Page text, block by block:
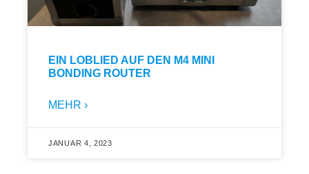
EIN LOBLIED AUF DEN M4 MINI
BONDING ROUTER
MEHR ›
JANUAR 4, 2023